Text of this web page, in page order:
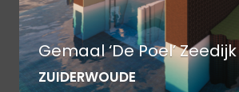
Gemaal ‘De Poel’ Zeedijk
ZUIDERWOUDE